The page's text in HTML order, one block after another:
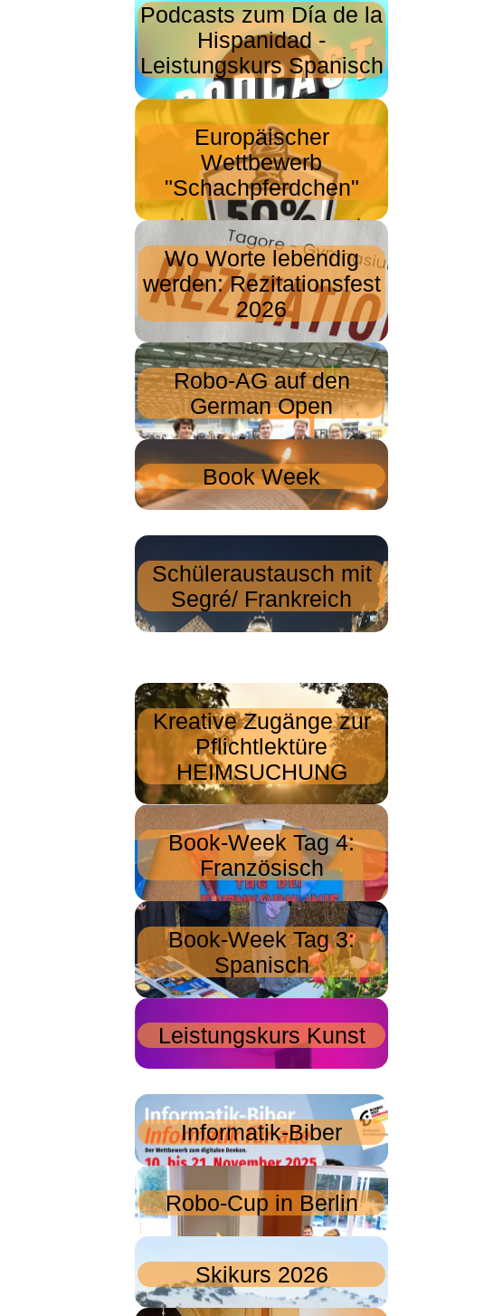
Podcasts zum Día de la
Hispanidad -
Leistungskurs Spanisch
Europäischer
Wettbewerb
"Schachpferdchen"
Wo Worte lebendig
werden: Rezitationsfest
2026
Robo-AG auf den
German Open
Book Week
Schüleraustausch mit
Segré/ Frankreich
Kreative Zugänge zur
Pflichtlektüre
HEIMSUCHUNG
Book-Week Tag 4:
Französisch
Book-Week Tag 3:
Spanisch
Leistungskurs Kunst
Informatik-Biber
Robo-Cup in Berlin
Skikurs 2026